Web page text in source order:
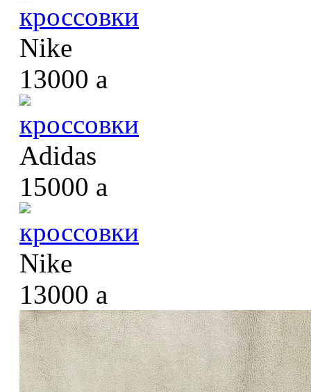
кроссовки
Nike
13000 a
кроссовки
Adidas
15000 a
кроссовки
Nike
13000 a